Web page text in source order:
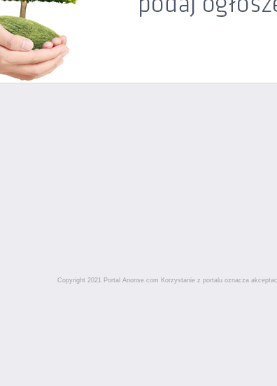
Copyright 2021 Portal Anonse.com Korzystanie z portalu oznacza